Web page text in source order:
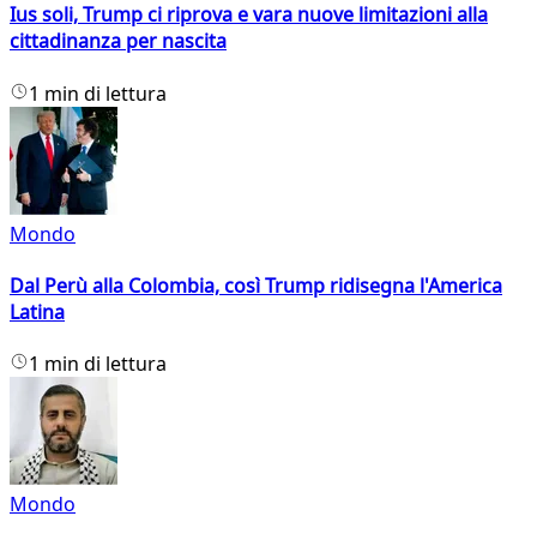
Ius soli, Trump ci riprova e vara nuove limitazioni alla
cittadinanza per nascita
1 min di lettura
Mondo
Dal Perù alla Colombia, così Trump ridisegna l'America
Latina
1 min di lettura
Mondo